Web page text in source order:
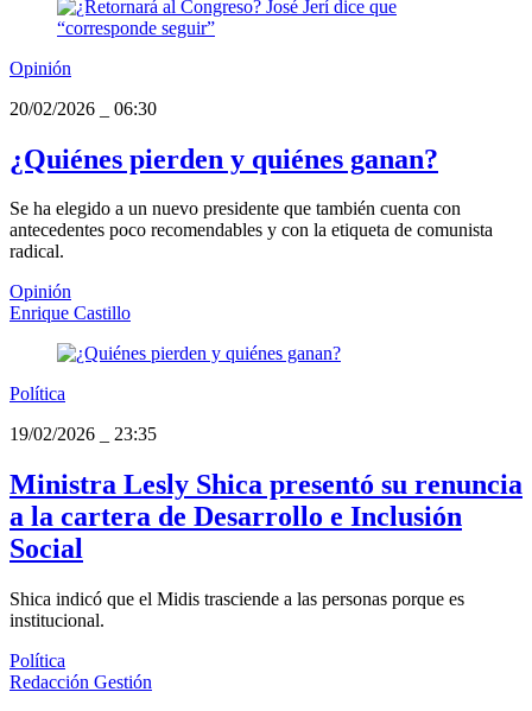
Opinión
20/02/2026
06:30
¿Quiénes pierden y quiénes ganan?
Se ha elegido a un nuevo presidente que también cuenta con
antecedentes poco recomendables y con la etiqueta de comunista
radical.
Opinión
Enrique Castillo
Política
19/02/2026
23:35
Ministra Lesly Shica presentó su renuncia
a la cartera de Desarrollo e Inclusión
Social
Shica indicó que el Midis trasciende a las personas porque es
institucional.
Política
Redacción Gestión